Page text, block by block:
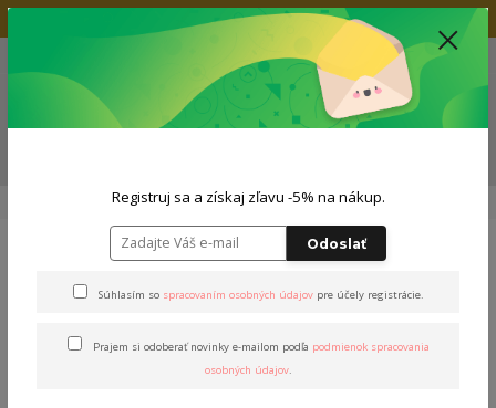
Doprava zadarmo nad 80€
0
0,00 EUR
Dámsky outfit Outfit "Stašák&Košč"
Outfit "Stašák&Košč"
Registruj sa a získaj zľavu -5% na nákup.
Odoslať
Súhlasím so spracovaním osobných údajovpre účely registrácie.
Prajem si odoberať novinky e-mailom podľa podmienok spracovania
osobných údajov.